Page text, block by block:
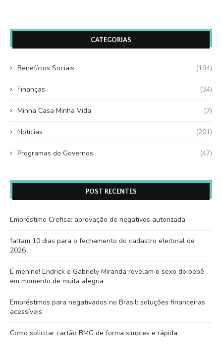
CATEGORIAS
Benefícios Sociais (194)
Finanças (34)
Minha Casa Minha Vida (7)
Notícias (201)
Programas do Governos (47)
POST RECENTES
Empréstimo Crefisa: aprovação de negativos autorizada
faltam 10 dias para o fechamento do cadastro eleitoral de
2026
É menino! Endrick e Gabriely Miranda revelam o sexo do bebê
em momento de muita alegria
Empréstimos para negativados no Brasil: soluções financeiras
acessíveis
Como solicitar cartão BMG de forma simples e rápida